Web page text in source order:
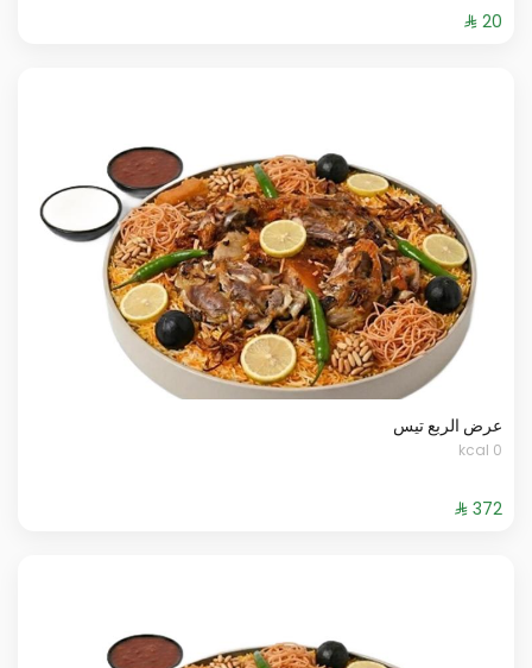
عرض الربع تيس
0 kcal